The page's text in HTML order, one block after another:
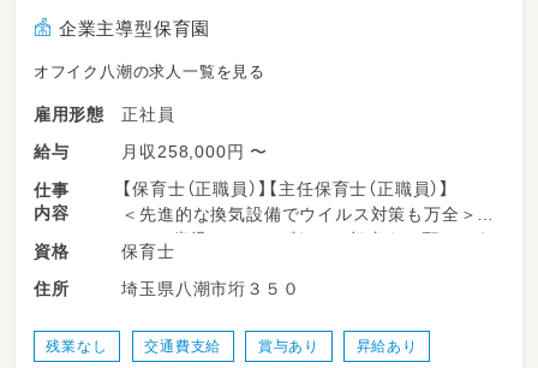
企業主導型保育園
オフイク八潮の求人一覧を見る
雇用形態
正社員
給与
月収258,000円 〜
仕事
内容
【保育士（正職員）】【主任保育士（正職員）】
＜先進的な換気設備でウイルス対策も万全＞
0・1・2歳児クラスいずれかの担当をお願いしま
す。
・お迎え、お見送りの対応
資格
保育士
住所
埼玉県八潮市垳３５０
残業なし 交通費支給 賞与あり 昇給あり